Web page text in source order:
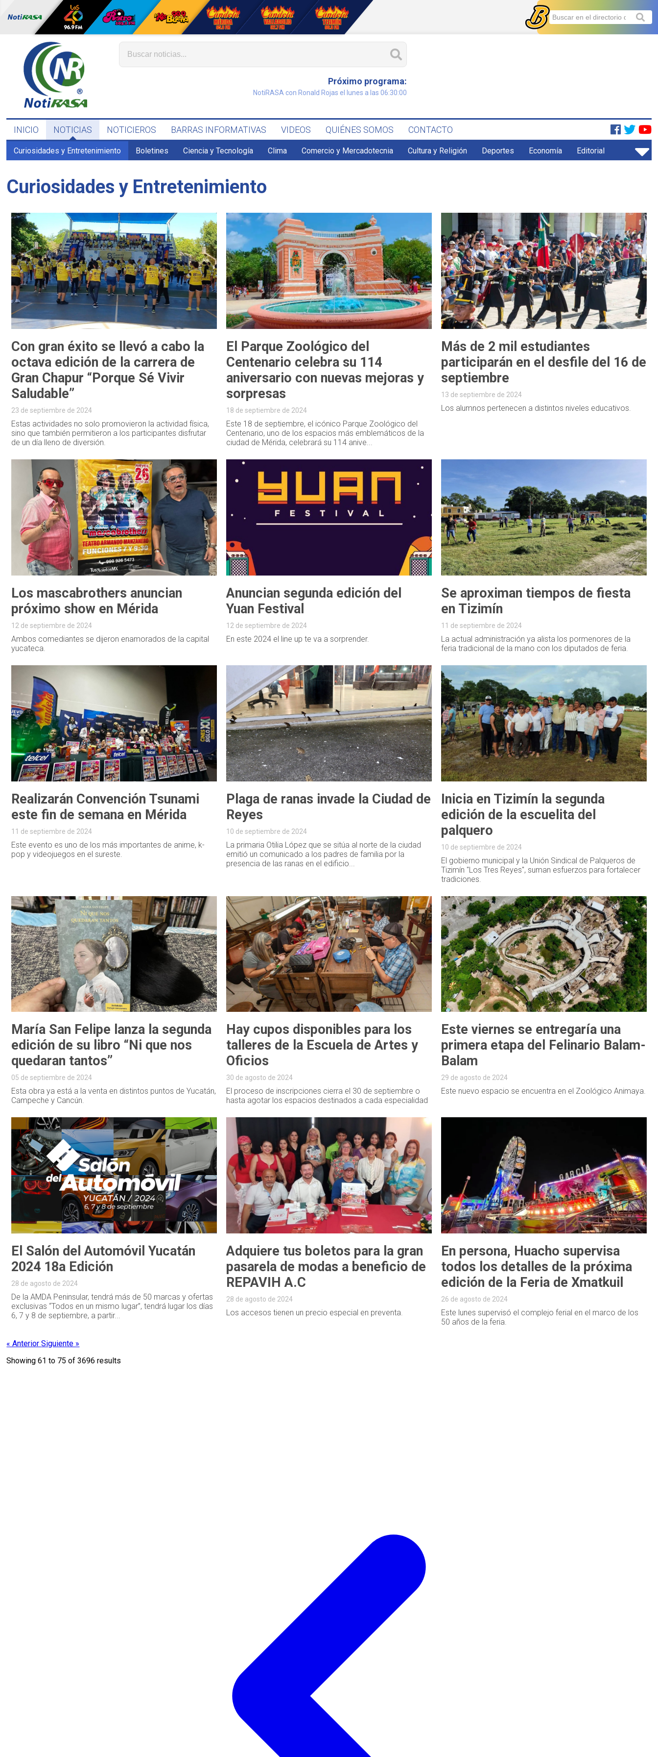
Próximo programa:
NotiRASA con Ronald Rojas el lunes a las 06:30:00
INICIO NOTICIAS NOTICIEROS BARRAS INFORMATIVAS VIDEOS QUIÉNES SOMOS CONTACTO
Curiosidades y Entretenimiento Boletines Ciencia y Tecnología Clima Comercio y Mercadotecnia Cultura y Religión Deportes Economía Editorial
Curiosidades y Entretenimiento
Con gran éxito se llevó a cabo la
octava edición de la carrera de
Gran Chapur “Porque Sé Vivir
Saludable”
23 de septiembre de 2024
Estas actividades no solo promovieron la actividad física,
sino que también permitieron a los participantes disfrutar
de un día lleno de diversión.
El Parque Zoológico del
Centenario celebra su 114
aniversario con nuevas mejoras y
sorpresas
18 de septiembre de 2024
Este 18 de septiembre, el icónico Parque Zoológico del
Centenario, uno de los espacios más emblemáticos de la
ciudad de Mérida, celebrará su 114 anive...
Más de 2 mil estudiantes
participarán en el desfile del 16 de
septiembre
13 de septiembre de 2024
Los alumnos pertenecen a distintos niveles educativos.
Los mascabrothers anuncian
próximo show en Mérida
12 de septiembre de 2024
Ambos comediantes se dijeron enamorados de la capital
yucateca.
Anuncian segunda edición del
Yuan Festival
12 de septiembre de 2024
En este 2024 el line up te va a sorprender.
Se aproximan tiempos de fiesta
en Tizimín
11 de septiembre de 2024
La actual administración ya alista los pormenores de la
feria tradicional de la mano con los diputados de feria.
Realizarán Convención Tsunami
este fin de semana en Mérida
11 de septiembre de 2024
Este evento es uno de los más importantes de anime, k-
pop y videojuegos en el sureste.
Plaga de ranas invade la Ciudad de
Reyes
10 de septiembre de 2024
La primaria Otilia López que se sitúa al norte de la ciudad
emitió un comunicado a los padres de familia por la
presencia de las ranas en el edificio...
Inicia en Tizimín la segunda
edición de la escuelita del
palquero
10 de septiembre de 2024
El gobierno municipal y la Unión Sindical de Palqueros de
Tizimín "Los Tres Reyes", suman esfuerzos para fortalecer
tradiciones.
María San Felipe lanza la segunda
edición de su libro “Ni que nos
quedaran tantos”
05 de septiembre de 2024
Esta obra ya está a la venta en distintos puntos de Yucatán,
Campeche y Cancún.
Hay cupos disponibles para los
talleres de la Escuela de Artes y
Oficios
30 de agosto de 2024
El proceso de inscripciones cierra el 30 de septiembre o
hasta agotar los espacios destinados a cada especialidad
Este viernes se entregaría una
primera etapa del Felinario Balam-
Balam
29 de agosto de 2024
Este nuevo espacio se encuentra en el Zoológico Animaya.
El Salón del Automóvil Yucatán
2024 18a Edición
28 de agosto de 2024
De la AMDA Peninsular, tendrá más de 50 marcas y ofertas
exclusivas “Todos en un mismo lugar”, tendrá lugar los días
6, 7 y 8 de septiembre, a partir...
Adquiere tus boletos para la gran
pasarela de modas a beneficio de
REPAVIH A.C
28 de agosto de 2024
Los accesos tienen un precio especial en preventa.
En persona, Huacho supervisa
todos los detalles de la próxima
edición de la Feria de Xmatkuil
26 de agosto de 2024
Este lunes supervisó el complejo ferial en el marco de los
50 años de la feria.
« AnteriorSiguiente »
Showing61 to 75 of3696 results